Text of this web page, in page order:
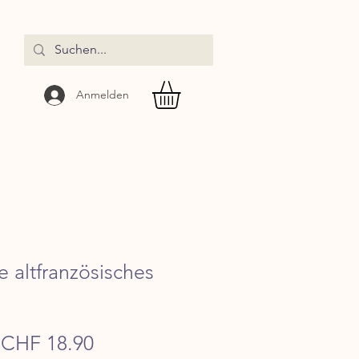
Anmelden
altfranzösisches
CHF 18.90Sale-